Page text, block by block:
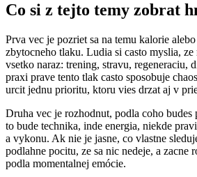
Co si z tejto temy zobrat
Prva vec je pozriet sa na temu kalorie
zbytocneho tlaku. Ludia si casto myslia,
vsetko naraz: trening, stravu, regeneraciu,
praxi prave tento tlak casto sposobuje
urcit jednu prioritu, ktoru vies drzat aj v
Druha vec je rozhodnut, podla coho budes
to bude technika, inde energia, niekde
a vykonu. Ak nie je jasne, co vlastne
podlahne pocitu, ze sa nic nedeje, a zacne
podla momentalnej emócie.